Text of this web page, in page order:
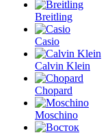
Breitling
Casio
Calvin Klein
Chopard
Moschino